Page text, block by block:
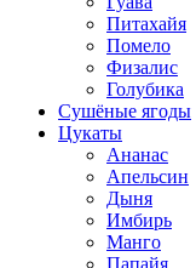
Питахайя
Помело
Физалис
Голубика
Сушёные ягоды
Цукаты
Ананас
Апельсин
Дыня
Имбирь
Манго
Папайя